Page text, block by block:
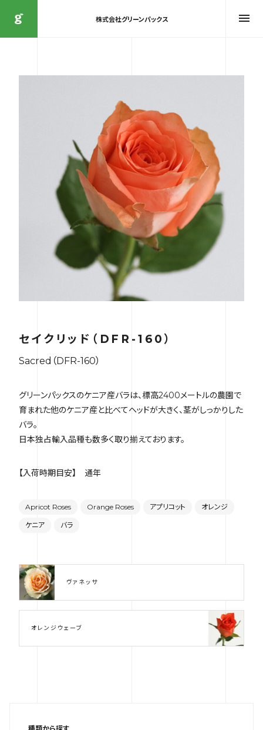
株式会社グリーンパックス
セイクリッド（DFR-160）
Sacred（DFR-160）
グリーンパックスのケニア産バラは、標高2400メートルの農園で
育まれた他のケニア産と比べてヘッドが大きく、茎がしっかりした
バラ。
日本独占輸入品種も数多く取り揃えております。
【入荷時期目安】 通年
Apricot Roses Orange Roses アプリコット オレンジ
ケニア バラ
ヴァネッサ
オレンジウェーブ